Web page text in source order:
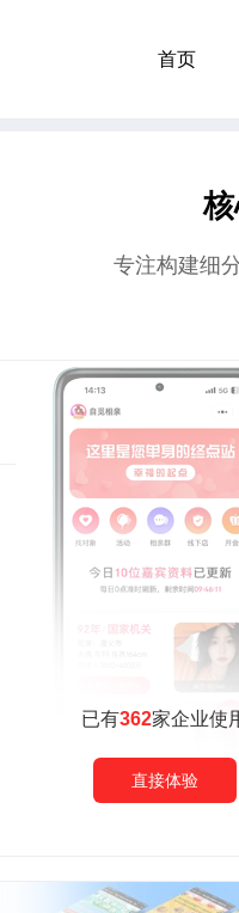
首页
专注构建细
已有362家企业使
直接体验